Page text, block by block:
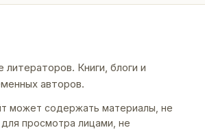
литераторов. Книги, блоги и
авторов.
может содержать материалы, не
просмотра лицами, не